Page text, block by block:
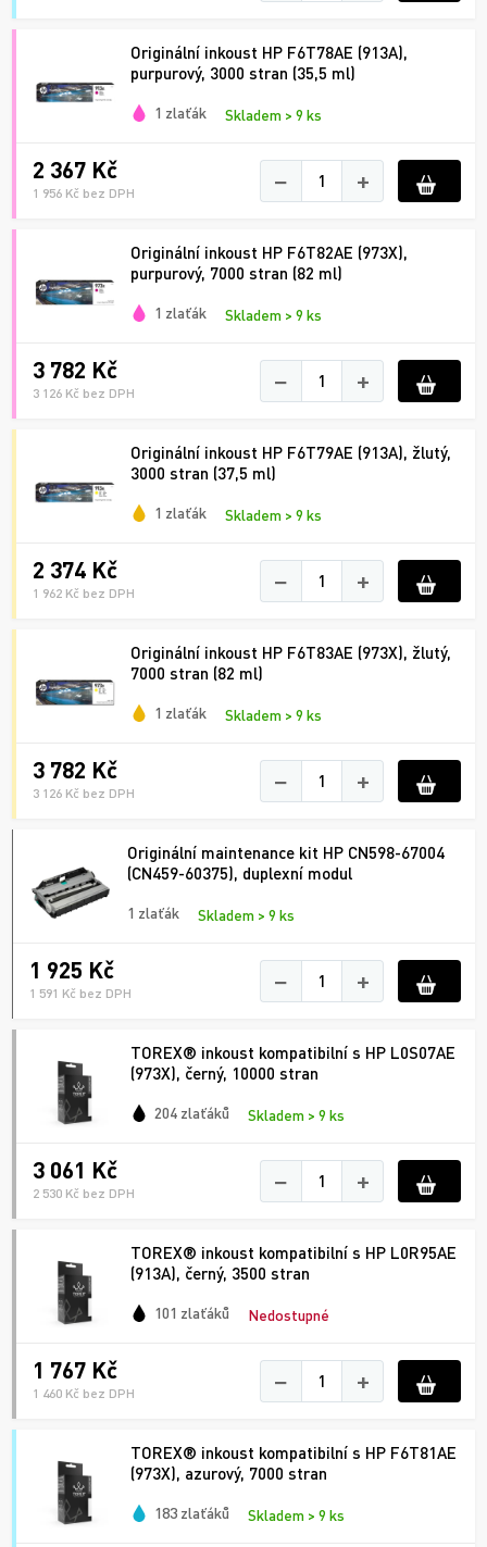
Originální inkoust HP F6T78AE (913A),
purpurový, 3000 stran (35,5 ml)
1 zlaťák Skladem > 9 ks
2 367 Kč
1 956 Kč bez DPH − +
Originální inkoust HP F6T82AE (973X),
purpurový, 7000 stran (82 ml)
1 zlaťák Skladem > 9 ks
3 782 Kč
3 126 Kč bez DPH − +
Originální inkoust HP F6T79AE (913A), žlutý,
3000 stran (37,5 ml)
1 zlaťák Skladem > 9 ks
2 374 Kč
1 962 Kč bez DPH − +
Originální inkoust HP F6T83AE (973X), žlutý,
7000 stran (82 ml)
1 zlaťák Skladem > 9 ks
3 782 Kč
3 126 Kč bez DPH − +
Originální maintenance kit HP CN598-67004
(CN459-60375), duplexní modul
1 zlaťák Skladem > 9 ks
1 925 Kč
1 591 Kč bez DPH − +
TOREX® inkoust kompatibilní s HP L0S07AE
(973X), černý, 10000 stran
204 zlaťáků Skladem > 9 ks
3 061 Kč
2 530 Kč bez DPH − +
TOREX® inkoust kompatibilní s HP L0R95AE
(913A), černý, 3500 stran
101 zlaťáků Nedostupné
1 767 Kč
1 460 Kč bez DPH − +
TOREX® inkoust kompatibilní s HP F6T81AE
(973X), azurový, 7000 stran
183 zlaťáků Skladem > 9 ks